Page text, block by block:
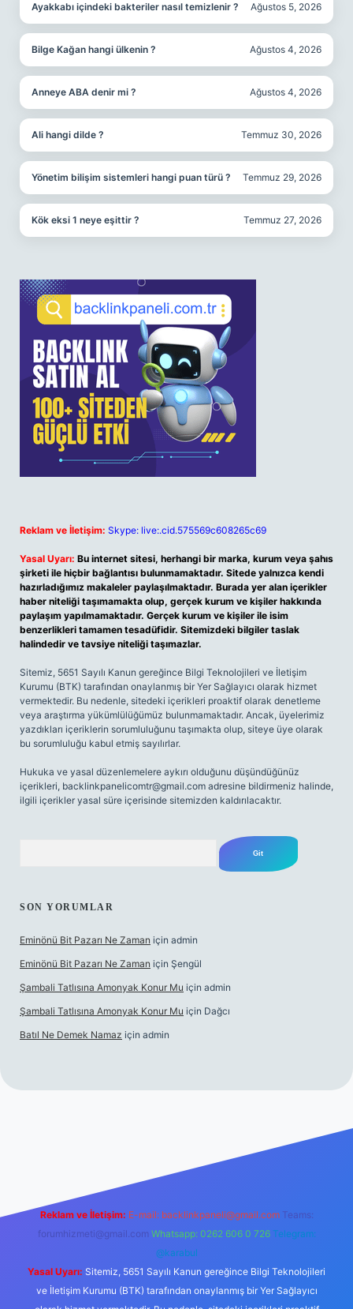
Ayakkabı içindeki bakteriler nasıl temizlenir ? Ağustos 5, 2026
Bilge Kağan hangi ülkenin ? Ağustos 4, 2026
Anneye ABA denir mi ? Ağustos 4, 2026
Ali hangi dilde ? Temmuz 30, 2026
Yönetim bilişim sistemleri hangi puan türü ? Temmuz 29, 2026
Kök eksi 1 neye eşittir ? Temmuz 27, 2026
Reklam ve İletişim: Skype: live:.cid.575569c608265c69
Yasal Uyarı: Bu internet sitesi, herhangi bir marka, kurum veya şahıs
şirketi ile hiçbir bağlantısı bulunmamaktadır. Sitede yalnızca kendi
hazırladığımız makaleler paylaşılmaktadır. Burada yer alan içerikler
haber niteliği taşımamakta olup, gerçek kurum ve kişiler hakkında
paylaşım yapılmamaktadır. Gerçek kurum ve kişiler ile isim
benzerlikleri tamamen tesadüfidir. Sitemizdeki bilgiler taslak
halindedir ve tavsiye niteliği taşımazlar.
Sitemiz, 5651 Sayılı Kanun gereğince Bilgi Teknolojileri ve İletişim
Kurumu (BTK) tarafından onaylanmış bir Yer Sağlayıcı olarak hizmet
vermektedir. Bu nedenle, sitedeki içerikleri proaktif olarak denetleme
veya araştırma yükümlülüğümüz bulunmamaktadır. Ancak, üyelerimiz
yazdıkları içeriklerin sorumluluğunu taşımakta olup, siteye üye olarak
bu sorumluluğu kabul etmiş sayılırlar.
Hukuka ve yasal düzenlemelere aykırı olduğunu düşündüğünüz
içerikleri, backlinkpanelicomtr@gmail.com adresine bildirmeniz halinde,
ilgili içerikler yasal süre içerisinde sitemizden kaldırılacaktır.
SON YORUMLAR
Eminönü Bit Pazarı Ne Zaman için admin
Eminönü Bit Pazarı Ne Zaman için Şengül
Şambali Tatlısına Amonyak Konur Mu için admin
Şambali Tatlısına Amonyak Konur Mu için Dağcı
Batıl Ne Demek Namaz için admin
Reklam ve İletişim: E-mail: backlinkpaneli@gmail.com Teams:
forumhizmeti@gmail.com Whatsapp: 0262 606 0 726 Telegram:
@karabul
Yasal Uyarı: Sitemiz, 5651 Sayılı Kanun gereğince Bilgi Teknolojileri
ve İletişim Kurumu (BTK) tarafından onaylanmış bir Yer Sağlayıcı